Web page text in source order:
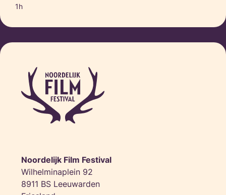
1h
Noordelijk Film Festival
Wilhelminaplein 92
8911 BS Leeuwarden